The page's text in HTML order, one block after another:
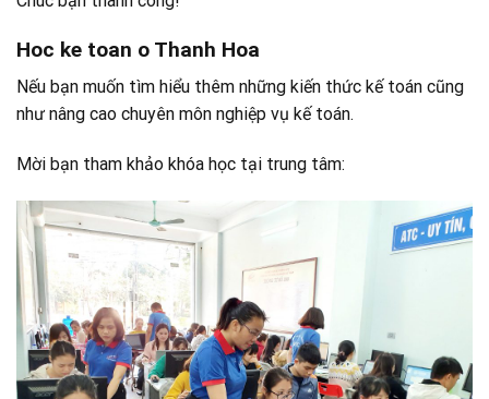
Hoc ke toan o Thanh Hoa
Nếu bạn muốn tìm hiểu thêm những kiến thức kế toán cũng
như nâng cao chuyên môn nghiệp vụ kế toán.
Mời bạn tham khảo khóa học tại trung tâm: